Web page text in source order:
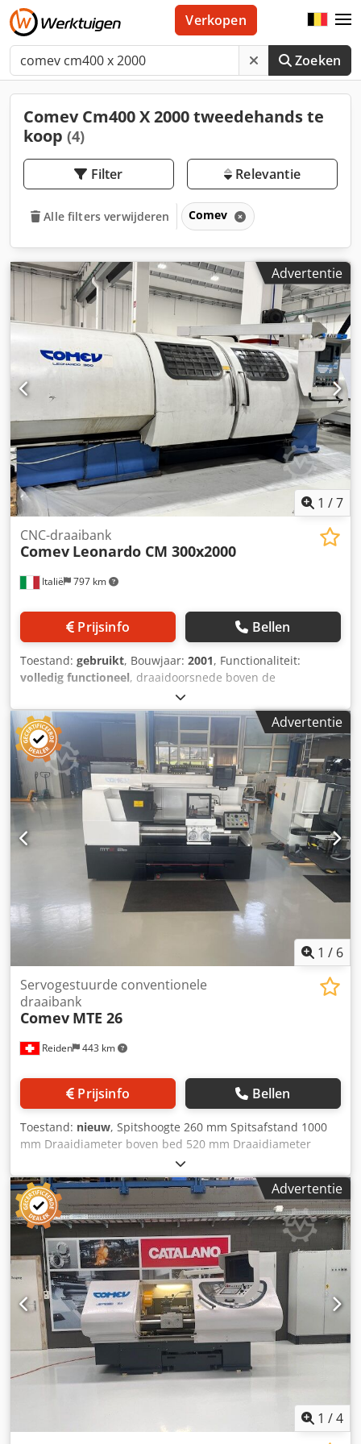
Zoeken
Verkopen
Comev Cm400 X 2000 tweedehands te
koop (4)
Filter Relevantie
Alle filters verwijderen Comev
Advertentie
1 /7
Italië 797 km
CNC-draaibank
Comev Leonardo CM 300x2000
Prijsinfo Bellen
Toestand: gebruikt, Bouwjaar: 2001, Functionaliteit:
volledig functioneel, draaidoorsnede boven de
, spilsnelheid (max.):
Gebruikte teach-in draaibank van het merk COMEV
Leonardo CM-300 x 2000, bouwjaar 2001, CNC-besturing
D.Electron CN-Z32. Machine in goede werkende staat,
compleet met contrapunt, koelvloeistofbak met pomp,
handleidingen, elektrische schema’s en CE-verklaring.
Dedpfx Ajy R Ddusprskr Belangrijkste specificaties: •
Centerhoogte: 300 mm • Max. te draaien diameter boven
bed: Ø 600 mm • Max. te draaien diameter boven sledes: Ø
360 mm • Afstand tussen de centers: 2.000 mm •
Spilboring: Ø 110 mm • Spilsnelheid: 2.000 tpm •
Spilmotorvermogen: 12,5 / 18 kW • Elektronische 4-positie
gereedschaprevolver
Advertentie
1 / 6
Reiden 443 km
Servogestuurde conventionele
draaibank
Comev MTE 26
Prijsinfo Bellen
Toestand: nieuw, Spitshoogte 260 mm Spitsafstand 1000
mm Draaidiameter boven bed 520 mm Draaidiameter
boven dwarsslede 265 mm Bredte van het bed 320 mm
Spilasdoorlaat 62/110 mm Spilasopname Camlock 6/8''
Toerentalbereik 0 - 2000 tpm Spilvermogens 10,7 kW
Snelgang X/Z 3 m/min Aandrijfkracht X 250 daN Dkjdpfsyxb
Dnox Aprjr Aandrijfkracht Z 500 daN Afmetingen (L x H x D)
2532 x 1506 x 1790 mm Gewicht 2150 kg
Advertentie
1 /4